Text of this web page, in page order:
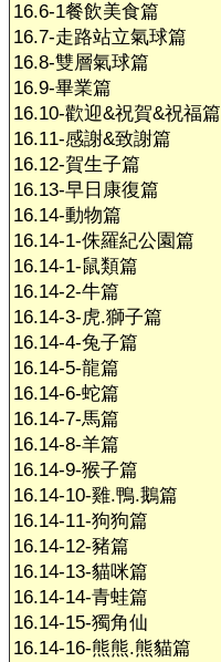
16.6-1餐飲美食篇
16.7-走路站立氣球篇
16.8-雙層氣球篇
16.9-畢業篇
16.10-歡迎&祝賀&祝福篇
16.11-感謝&致謝篇
16.12-賀生子篇
16.13-早日康復篇
16.14-動物篇
16.14-1-侏羅紀公園篇
16.14-1-鼠類篇
16.14-2-牛篇
16.14-3-虎.獅子篇
16.14-4-兔子篇
16.14-5-龍篇
16.14-6-蛇篇
16.14-7-馬篇
16.14-8-羊篇
16.14-9-猴子篇
16.14-10-雞.鴨.鵝篇
16.14-11-狗狗篇
16.14-12-豬篇
16.14-13-貓咪篇
16.14-14-青蛙篇
16.14-15-獨角仙
16.14-16-熊熊.熊貓篇